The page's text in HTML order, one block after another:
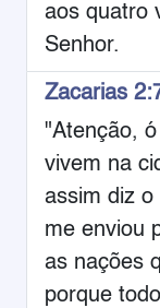
aos quatro
Senhor.
Zacarias
"Atenção,
vivem na
assim diz o
me enviou
as nações
porque